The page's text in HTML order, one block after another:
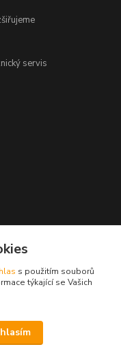
servis
s použitím souborů
týkající se Vašich